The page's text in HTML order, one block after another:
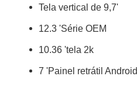
Tela vertical de 9,7'
12.3 'Série OEM
10.36 'tela 2k
7 'Painel retrátil Android